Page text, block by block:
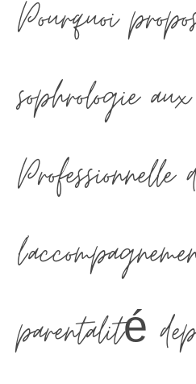
Pourquoi
sophrologie
Professionnelle
parentalité